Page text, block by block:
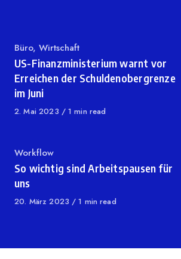
Category
Büro, Wirtschaft
US-Finanzministerium warnt vor
Erreichen der Schuldenobergrenze
im Juni
Published
2. Mai 2023 1 min read
Category
Workflow
So wichtig sind Arbeitspausen für
uns
Published
20. März 2023 1 min read